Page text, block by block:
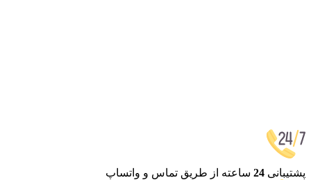
پشتیبانی ساعته از طریق تماس و واتساپ